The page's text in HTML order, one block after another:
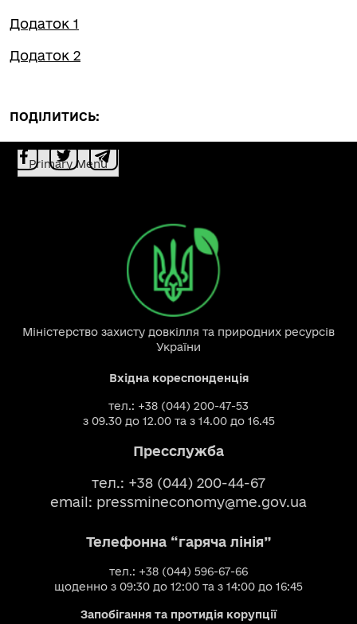
Додаток 1
Додаток 2
ПОДІЛИТИСЬ:
Primary Menu
Міністерство захисту довкілля та природних ресурсів
України
Вхідна кореспонденція
тел.: +38 (044) 200-47-53
з 09.30 до 12.00 та з 14.00 до 16.45
Пресслужба
тел.: +38 (044) 200-44-67
email: pressmineconomy@me.gov.ua
Телефонна “гаряча лінія”
тел.: +38 (044) 596-67-66
щоденно з 09:30 до 12:00 та з 14:00 до 16:45
Запобігання та протидія корупції